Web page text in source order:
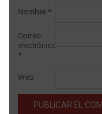
Nombre *
Correo
electrónico
*
Web